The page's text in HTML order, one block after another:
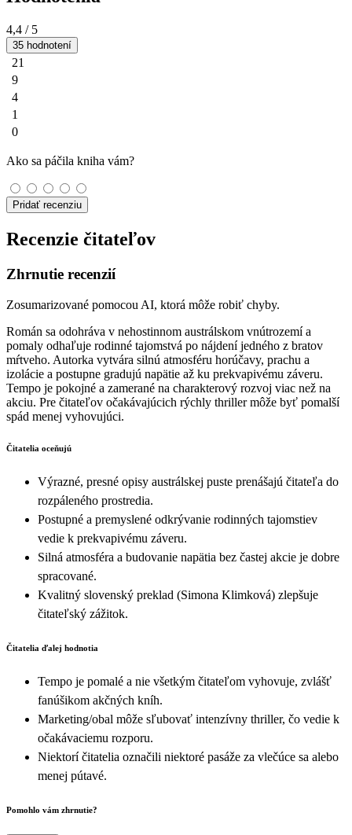
4,4 / 5
35 hodnotení
21
9
4
1
0
Ako sa páčila kniha vám?
Pridať recenziu
Recenzie čitateľov
Zhrnutie recenzií
Zosumarizované pomocou AI, ktorá môže robiť chyby.
Román sa odohráva v nehostinnom austrálskom vnútrozemí a
pomaly odhaľuje rodinné tajomstvá po nájdení jedného z bratov
mŕtveho. Autorka vytvára silnú atmosféru horúčavy, prachu a
izolácie a postupne gradujú napätie až ku prekvapivému záveru.
Tempo je pokojné a zamerané na charakterový rozvoj viac než na
akciu. Pre čitateľov očakávajúcich rýchly thriller môže byť pomalší
spád menej vyhovujúci.
Čitatelia oceňujú
Výrazné, presné opisy austrálskej puste prenášajú čitateľa do
rozpáleného prostredia.
Postupné a premyslené odkrývanie rodinných tajomstiev
vedie k prekvapivému záveru.
Silná atmosféra a budovanie napätia bez častej akcie je dobre
spracované.
Kvalitný slovenský preklad (Simona Klimková) zlepšuje
čitateľský zážitok.
Čitatelia ďalej hodnotia
Tempo je pomalé a nie všetkým čitateľom vyhovuje, zvlášť
fanúšikom akčných kníh.
Marketing/obal môže sľubovať intenzívny thriller, čo vedie k
očakávaciemu rozporu.
Niektorí čitatelia označili niektoré pasáže za vlečúce sa alebo
menej pútavé.
Pomohlo vám zhrnutie?